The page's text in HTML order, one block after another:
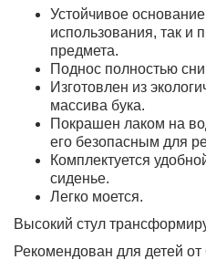
Устойчивое
использования, так и
предмета.
Поднос полностью
Изготовлен из
массива бука.
Покрашен лаком на
его безопасным для
Комплектуется
сиденье.
Легко моется.
Высокий стул
Рекомендован для детей от